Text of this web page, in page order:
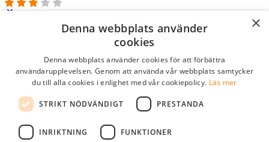
Lösenord
kom ihåg mig
logga in
×
Denna webbplats använder
cookies
Denna webbplats använder cookies för att förbättra
användarupplevelsen. Genom att använda vår webbplats samtycker
du till alla cookies i enlighet med vår cookiepolicy. Läs mer
STRIKT NÖDVÄNDIGT PRESTANDA
INRIKTNING FUNKTIONER